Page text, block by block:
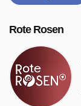
Rote Rosen